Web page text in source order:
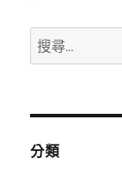
搜
尋
鍵
分類